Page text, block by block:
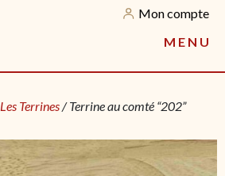
Mon compte
M E N U
Les Terrines/ Terrine au comté “202”